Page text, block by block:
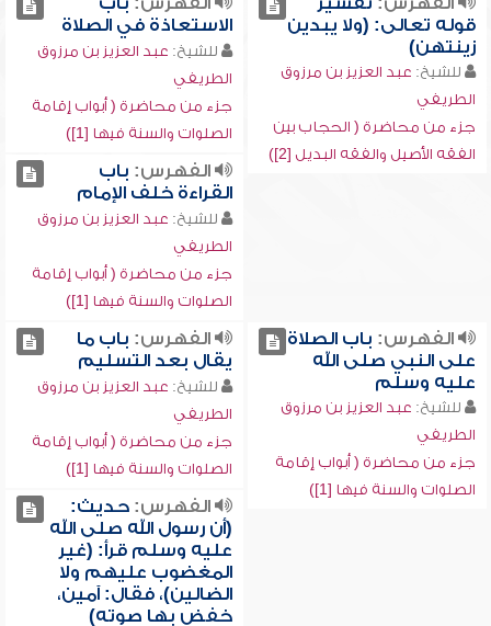
قوله تعالى: (ولا يبدين
زينتهن)
للشيخ: عبد العزيز بن مرزوق
الطريفي
جزء من محاضرة ( الحجاب بين
الفقه الأصيل والفقه البديل [2])
الاستعاذة في الصلاة
للشيخ: عبد العزيز بن مرزوق
الطريفي
جزء من محاضرة ( أبواب إقامة
الصلوات والسنة فيها [1])
الفهرس: باب
القراءة خلف الإمام
للشيخ: عبد العزيز بن مرزوق
الطريفي
جزء من محاضرة ( أبواب إقامة
الصلوات والسنة فيها [1])
الفهرس: باب الصلاة
على النبي صلى الله
عليه وسلم
للشيخ: عبد العزيز بن مرزوق
الطريفي
جزء من محاضرة ( أبواب إقامة
الصلوات والسنة فيها [1])
الفهرس: باب ما
يقال بعد التسليم
للشيخ: عبد العزيز بن مرزوق
الطريفي
جزء من محاضرة ( أبواب إقامة
الصلوات والسنة فيها [1])
الفهرس:حديث:
(أن رسول الله صلى الله
عليه وسلم قرأ: (غير
المغضوب عليهم ولا
الضالين)، فقال: آمين،
خفض بها صوته)